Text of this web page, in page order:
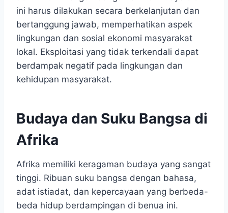
ini harus dilakukan secara berkelanjutan dan
bertanggung jawab, memperhatikan aspek
lingkungan dan sosial ekonomi masyarakat
lokal. Eksploitasi yang tidak terkendali dapat
berdampak negatif pada lingkungan dan
kehidupan masyarakat.
Budaya dan Suku Bangsa di
Afrika
Afrika memiliki keragaman budaya yang sangat
tinggi. Ribuan suku bangsa dengan bahasa,
adat istiadat, dan kepercayaan yang berbeda-
beda hidup berdampingan di benua ini.